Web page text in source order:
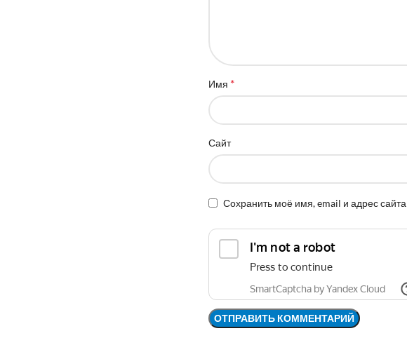
Имя *
Сайт
Сохранить моё имя, email и адрес